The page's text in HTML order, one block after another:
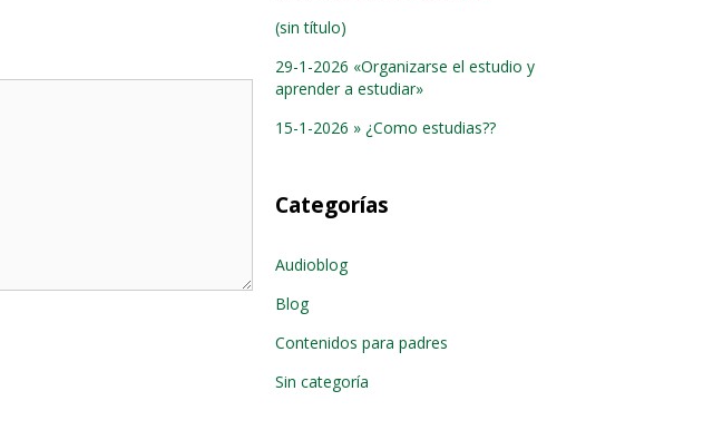
(sin título)
29-1-2026 «Organizarse el estudio y
aprender a estudiar»
15-1-2026 » ¿Como estudias??
Categorías
Audioblog
Blog
Contenidos para padres
Sin categoría